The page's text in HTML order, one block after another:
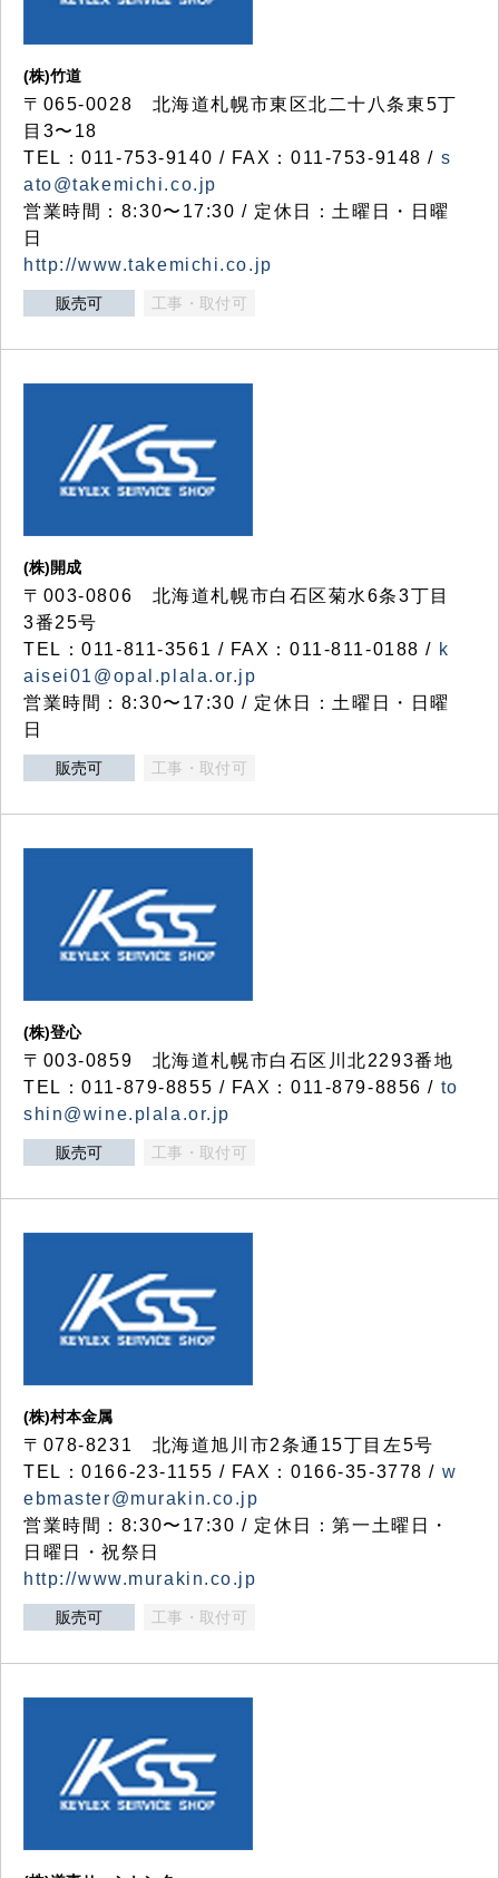
(株)竹道
〒065-0028 北海道札幌市東区北二十八条東5丁
目3〜18
TEL：011-753-9140 / FAX：011-753-9148 / s
ato@takemichi.co.jp
営業時間：8:30〜17:30 / 定休日：土曜日・日曜
日
http://www.takemichi.co.jp
販売可 工事・取付可
(株)開成
〒003-0806 北海道札幌市白石区菊水6条3丁目
3番25号
TEL：011-811-3561 / FAX：011-811-0188 / k
aisei01@opal.plala.or.jp
営業時間：8:30〜17:30 / 定休日：土曜日・日曜
日
販売可 工事・取付可
(株)登心
〒003-0859 北海道札幌市白石区川北2293番地
TEL：011-879-8855 / FAX：011-879-8856 / to
shin@wine.plala.or.jp
販売可 工事・取付可
(株)村本金属
〒078-8231 北海道旭川市2条通15丁目左5号
TEL：0166-23-1155 / FAX：0166-35-3778 / w
ebmaster@murakin.co.jp
営業時間：8:30〜17:30 / 定休日：第一土曜日・
日曜日・祝祭日
http://www.murakin.co.jp
販売可 工事・取付可